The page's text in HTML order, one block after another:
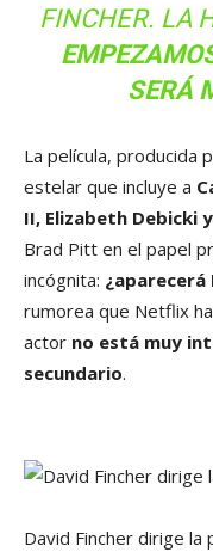
FINCHER. LA
SERÁ
La película, producida
estelar que incluye a
II, Elizabeth Debicki
Brad Pitt en el papel
incógnita: ¿aparecerá
rumorea que Netflix
actor no está muy
secundario.
David Fincher dirige